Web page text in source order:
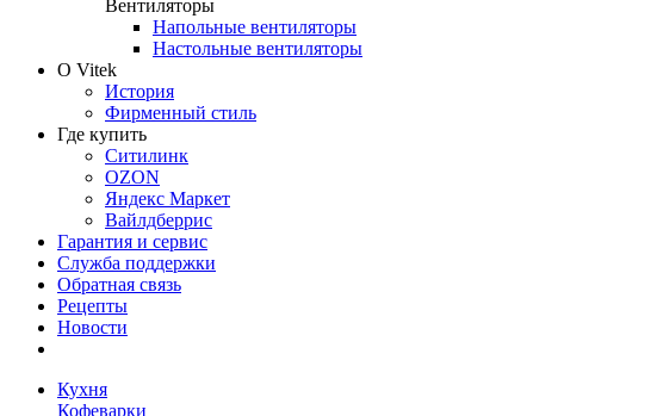
Вентиляторы
Напольные вентиляторы
Настольные вентиляторы
О Vitek
История
Фирменный стиль
Где купить
Ситилинк
OZON
Яндекс Маркет
Вайлдберрис
Гарантия и сервис
Служба поддержки
Обратная связь
Рецепты
Новости
Кухня
Кофеварки